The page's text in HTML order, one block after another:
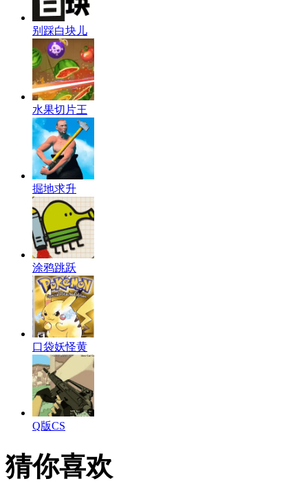
别踩白块儿
水果切片王
掘地求升
涂鸦跳跃
口袋妖怪黄
Q版CS
猜你喜欢